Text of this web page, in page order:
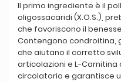
Il primo ingrediente è il
oligossacaridi (X.O.S.),
che favoriscono il
Contengono condroitina,
che aiutano il corretto
articolazioni e L-
circolatorio e garantisce